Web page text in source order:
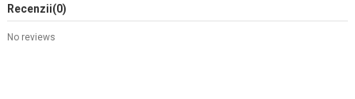
Recenzii(0)
No reviews